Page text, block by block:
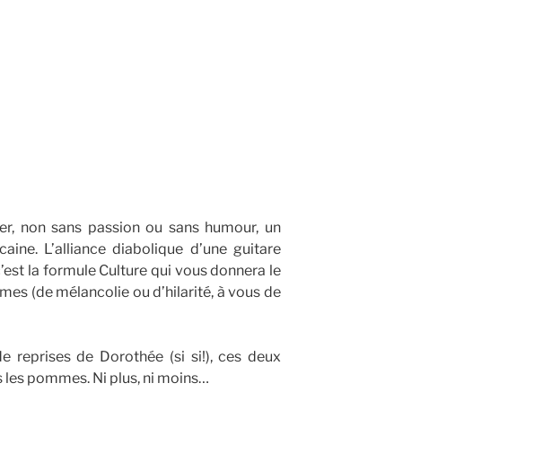
non sans passion ou sans humour, un
L’alliance diabolique d’une guitare
la formule Culture qui vous donnera le
(de mélancolie ou d’hilarité, à vous de
reprises de Dorothée (si si!), ces deux
pommes. Ni plus, ni moins…